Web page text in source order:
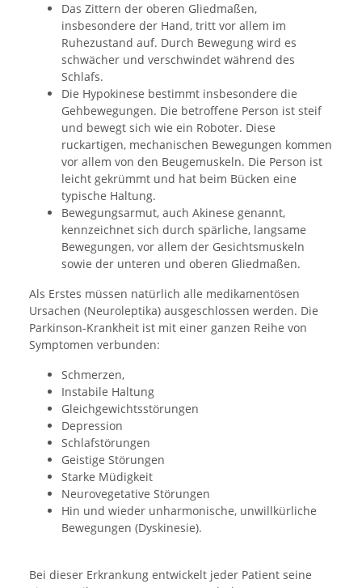
Das Zittern der oberen Gliedmaßen,
insbesondere der Hand, tritt vor allem im
Ruhezustand auf. Durch Bewegung wird es
schwächer und verschwindet während des
Schlafs.
Die Hypokinese bestimmt insbesondere die
Gehbewegungen. Die betroffene Person ist steif
und bewegt sich wie ein Roboter. Diese
ruckartigen, mechanischen Bewegungen kommen
vor allem von den Beugemuskeln. Die Person ist
leicht gekrümmt und hat beim Bücken eine
typische Haltung.
Bewegungsarmut, auch Akinese genannt,
kennzeichnet sich durch spärliche, langsame
Bewegungen, vor allem der Gesichtsmuskeln
sowie der unteren und oberen Gliedmaßen.
Als Erstes müssen natürlich alle medikamentösen
Ursachen (Neuroleptika) ausgeschlossen werden. Die
Parkinson-Krankheit ist mit einer ganzen Reihe von
Symptomen verbunden:
Schmerzen,
Instabile Haltung
Gleichgewichtsstörungen
Depression
Schlafstörungen
Geistige Störungen
Starke Müdigkeit
Neurovegetative Störungen
Hin und wieder unharmonische, unwillkürliche
Bewegungen (Dyskinesie).
Bei dieser Erkrankung entwickelt jeder Patient seine